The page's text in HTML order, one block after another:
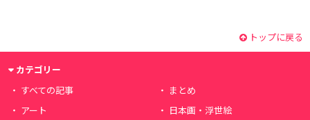
トップに戻る
カテゴリー
すべての記事
まとめ
アート
日本画・浮世絵